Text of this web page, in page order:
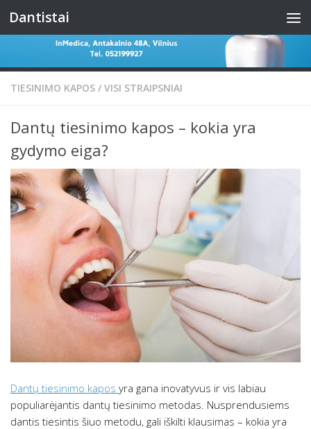
Skip to content
Dantistai
TIESINIMO KAPOS / VISI STRAIPSNIAI
Dantų tiesinimo kapos – kokia yra
gydymo eiga?
Dantų tiesinimo kapos yra gana inovatyvus ir vis labiau
populiarėjantis dantų tiesinimo metodas. Nusprendusiems
dantis tiesintis šiuo metodu, gali iškilti klausimas – kokia yra